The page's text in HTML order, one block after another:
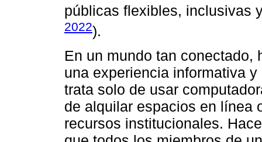
públicas flexibles, inclusivas
2022).
En un mundo tan conectado,
una experiencia informativa
trata solo de usar
de alquilar espacios en línea
recursos institucionales.